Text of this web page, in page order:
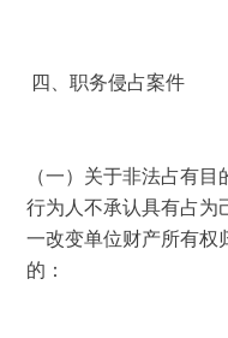
四、职务侵占案件
（一）关于非法占有目
行为人不承认具有占为
一改变单位财产所有权
的：